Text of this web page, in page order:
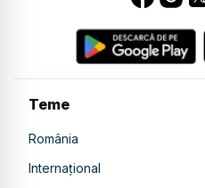
Teme
România
Internațional